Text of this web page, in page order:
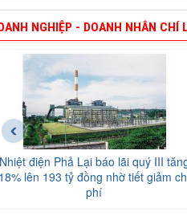
NGHIỆP - DOANH NHÂN CHÍ
Nhiệt điện Phả Lại báo lãi quý III
18% lên 193 tỷ đồng nhờ tiết giảm
phí
‹